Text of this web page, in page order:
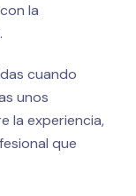
la
cuando
unos
la experiencia,
que